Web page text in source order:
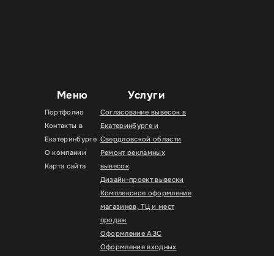
Меню
Портфолио
Контакты в
Екатеринбурге
О компании
Карта сайта
Услуги
Согласование вывесок в
Екатеринбурге и
Свердловской области
Ремонт рекламных
вывесок
Дизайн-проект вывески
Комплексное оформление
магазинов, ТЦ и мест
продаж
Оформление АЗС
Оформление входных